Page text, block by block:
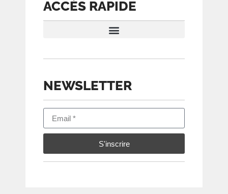
ACCÈS RAPIDE
NEWSLETTER
S'inscrire